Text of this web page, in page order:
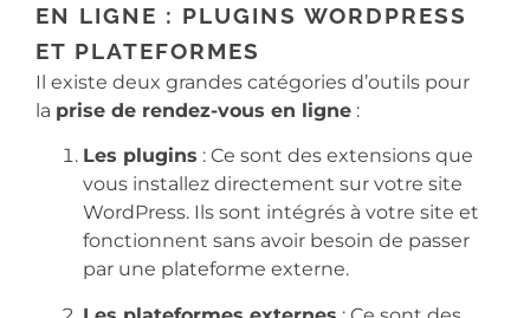
EN LIGNE : PLUGINS WORDPRESS
ET PLATEFORMES
Il existe deux grandes catégories d’outils pour
la prise de rendez-vous en ligne :
Les plugins : Ce sont des extensions que
vous installez directement sur votre site
WordPress. Ils sont intégrés à votre site et
fonctionnent sans avoir besoin de passer
par une plateforme externe.